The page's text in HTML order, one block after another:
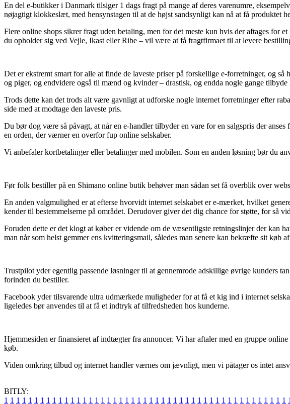
En del e-butikker i Danmark tilsiger 1 dags fragt på mange af deres varenumre,
nøjagtigt klokkeslæt, med hensynstagen til at de højst sandsynligt kan nå at få produktet
Flere online shops sikrer fragt uden betaling, men for det meste kun hvis der aftages
du opholder sig ved Vejle, Ikast eller Ribe – vil være at få fragtfirmaet til at levere
Det er ekstremt smart for alle at finde de laveste priser på forskellige e-forretninger, og
og piger, og endvidere også til mænd og kvinder – drastisk, og endda nogle gange
Trods dette kan det trods alt være gavnligt at udforske nogle internet forretninger efter
side med at modtage den laveste pris.
Du bør dog være så påvagt, at når en e-handler tilbyder en vare for en salgspris der
en orden, der værner en overfor fup online selskaber.
Vi anbefaler kortbetalinger eller betalinger med mobilen. Som en anden løsning bør du
Før folk bestiller på en Shimano online butik behøver man sådan set få overblik over
En anden valgmulighed er at efterse hvorvidt internet selskabet er e-mærket, hvilket
kender til bestemmelserne på området. Derudover giver det dig chance for støtte, for så
Foruden dette er det klogt at køber er vidende om de væsentligste retningslinjer der kan
man når som helst gemmer ens kvitteringsmail, således man senere kan bekræfte sit
Trustpilot yder egentlig passende løsninger til at gennemrode adskillige øvrige kunders
forinden du bestiller.
Facebook yder tilsvarende ultra udmærkede muligheder for at få et kig ind i internet
ligeledes bør anvendes til at få et indtryk af tilfredsheden hos kunderne.
Hjemmesiden er finansieret af indtægter fra annoncer. Vi har aftaler med en gruppe
køb.
Viden omkring tilbud og internet handler værnes om jævnligt, men vi påtager os intet
BITLY:
1 1 1 1 1 1 1 1 1 1 1 1 1 1 1 1 1 1 1 1 1 1 1 1 1 1 1 1 1 1 1 1 1 1 1 1 1 1 1 1 1 1 1 1 1 1 1 1